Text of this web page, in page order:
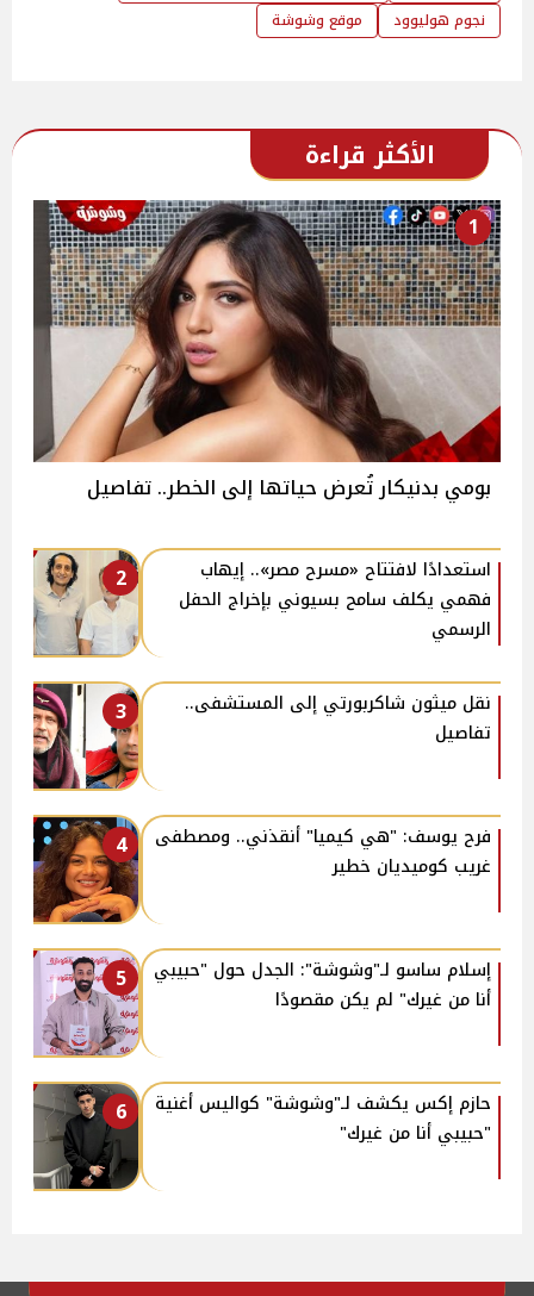
نجوم هوليوود
موقع وشوشة
الأكثر قراءة
1
بومي بدنيكار تُعرض حياتها إلى الخطر.. تفاصيل
2
استعدادًا لافتتاح «مسرح مصر».. إيهاب
فهمي يكلف سامح بسيوني بإخراج الحفل
الرسمي
3
نقل ميثون شاكربورتي إلى المستشفى..
تفاصيل
4
فرح يوسف: "هي كيميا" أنقذني.. ومصطفى
غريب كوميديان خطير
5
إسلام ساسو لـ"وشوشة": الجدل حول "حبيبي
أنا من غيرك" لم يكن مقصودًا
6
حازم إكس يكشف لـ"وشوشة" كواليس أغنية
"حبيبي أنا من غيرك"